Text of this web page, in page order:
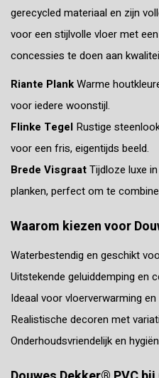
gerecycled materiaal en zijn
voor een stijlvolle vloer met
concessies te doen aan
Riante PlankWarme
voor iedere woonstijl.
Flinke Tegel Rustige
voor een fris, eigentijds beeld.
Brede VisgraatTijdloze luxe
planken, perfect om te
Waarom kiezen voor
Waterbestendig en geschikt
Uitstekende geluiddemping en
Ideaal voor vloerverwarming
Realistische decoren met
Onderhoudsvriendelijk en